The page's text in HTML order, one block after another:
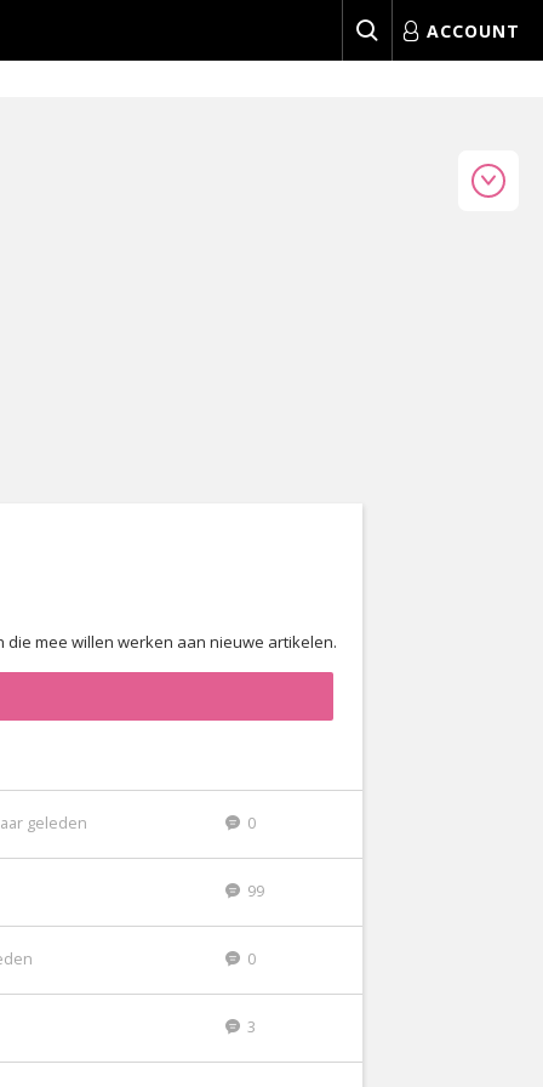
ACCOUNT
mee willen werken aan nieuwe artikelen.
geleden 0
99
0
3